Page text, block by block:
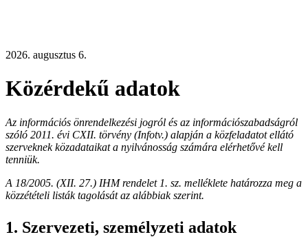
2026. augusztus 6.
Közérdekű adatok
Az információs önrendelkezési jogról és az információszabadságról
szóló 2011. évi CXII. törvény (Infotv.) alapján a közfeladatot ellátó
szerveknek közadataikat a nyilvánosság számára elérhetővé kell
tenniük.
A 18/2005. (XII. 27.) IHM rendelet 1. sz. melléklete határozza meg a
közzétételi listák tagolását az alábbiak szerint.
Szervezeti, személyzeti adatok